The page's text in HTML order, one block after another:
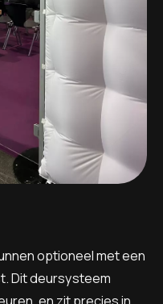
optioneel met een
Dit deursysteem